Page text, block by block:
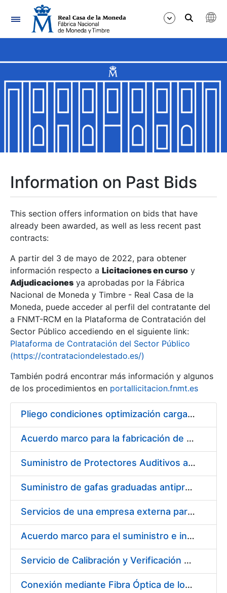
Navigation
Show/Hide
Show/Hide
Show/Hide
Show/Hide
Show/Hide
Show/Hide
Information on Past Bids
This section offers information on bids that have
already been awarded, as well as less recent past
contracts:
A partir del 3 de mayo de 2022, para obtener
información respecto a Licitaciones en curso y
Adjudicaciones ya aprobadas por la Fábrica
Nacional de Moneda y Timbre - Real Casa de la
Moneda, puede acceder al perfil del contratante del
a FNMT-RCM en la Plataforma de Contratación del
Sector Público accediendo en el siguiente link:
Plataforma de Contratación del Sector Público
(https://contrataciondelestado.es/)
También podrá encontrar más información y algunos
de los procedimientos en portallicitacion.fnmt.es
Pliego condiciones optimización cargas compras firmado
Acuerdo marco para la fabricación de piezas
Suministro de Protectores Auditivos a medida para las personas trabajadoras de los Centros de Trabajo de Madrid y Burgos
Suministro de gafas graduadas antiproyecciones para los trabajadores de la FNMT-RCM en los centros de trabajo de Madrid y Burgos
Servicios de una empresa externa para el asesoramiento y resolución de los recursos de alzada que se presentan relacionados con procesos de selección para la FNMT-RCM
Acuerdo marco para el suministro e instalación de persianas, estores y otros complementos
Servicio de Calibración y Verificación Externa de los Equipos de Medición del Servicio de Prevención de la FNMT-RCM
Conexión mediante Fibra Óptica de los Centros de Proceso de Datos (CPDs) de las sedes de la FNMT-RCM de Burgos y Madrid